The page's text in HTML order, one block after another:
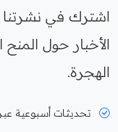
اشترك في نشرتنا
الأخبار حول
الهجرة.
تحديثات أسبوعية عبر